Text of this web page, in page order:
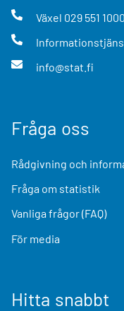
Växel 029 551 1000
info@stat.fi
Fråga oss
Rådgivning och
Fråga om statistik
Vanliga frågor (FAQ)
För media
Hitta snabbt